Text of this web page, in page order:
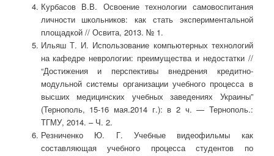
Курбасов В.В. Освоение технологии самовоспитания
личности школьников: как стать экспериментальной
площадкой // Освита, 2013. № 1.
Ильяш Т. И. Использование компьютерных технологий
на кафедре неврологии: преимущества и недостатки //
“Достижения и перспективы внедрения кредитно-
модульной системы организации учебного процесса в
высших медицинских учебных заведениях Украины”
(Тернополь, 15-16 мая.2014 г.): в 2 ч. — Тернополь.:
ТГМУ, 2014. – Ч. 2.
Резниченко Ю. Г. Учебные видеофильмы как
составляющая учебного процесса студентов по